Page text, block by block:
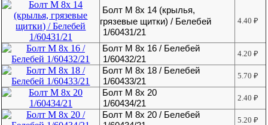
Болт М 8х 14 (крылья,
грязевые щитки) / Белебей
1/60431/21
4.40₽
Болт М 8х 16 / Белебей
1/60432/21
4.20₽
Болт М 8х 18 / Белебей
1/60433/21
5.70₽
Болт М 8х 20
1/60434/21
2.40₽
Болт М 8х 20 / Белебей
5.20₽